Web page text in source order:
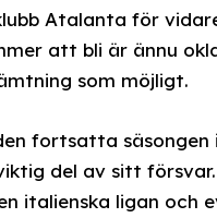
Atalanta för
att bli är ännu
som möjligt.
fortsatta säsongen i
del av sitt
italienska ligan och